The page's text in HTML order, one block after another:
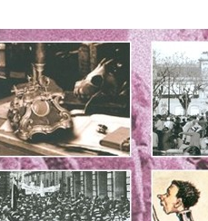
historia.jpg